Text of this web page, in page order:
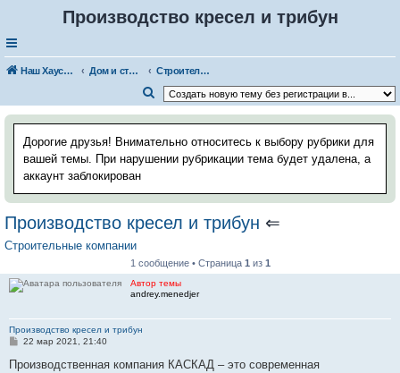
Производство кресел и трибун
Наш Хаус-форум Дом и стройка
Строительные компании
о
с
Дорогие друзья! Внимательно относитесь к выбору рубрики для
вашей темы. При нарушении рубрикации тема будет удалена, а
аккаунт заблокирован
Производство кресел и трибун ⇐
Строительные компании
1 сообщение • Страница 1 из 1
Автор темы
andrey.menedjer
Производство кресел и трибун
С
о
22 мар 2021, 21:40
Производственная компания КАСКАД – это современная